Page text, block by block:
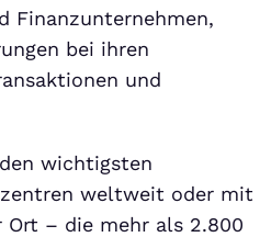
Finanzunternehmen,
bei ihren
und
wichtigsten
weltweit oder mit
Ort – die mehr als 2.800